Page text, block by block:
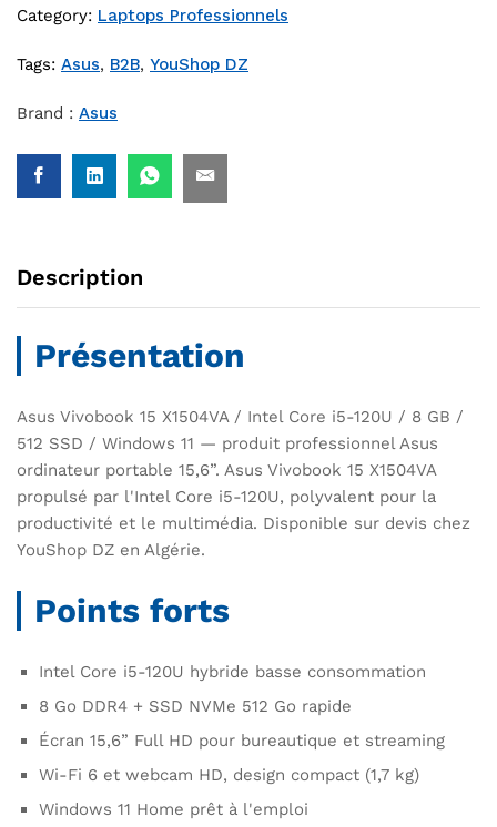
Category: Laptops Professionnels
Tags: Asus, B2B, YouShop DZ
Brand : Asus
Description
Présentation
Asus Vivobook 15 X1504VA / Intel Core i5-120U / 8 GB /
512 SSD / Windows 11 — produit professionnel Asus
ordinateur portable 15,6”. Asus Vivobook 15 X1504VA
propulsé par l'Intel Core i5-120U, polyvalent pour la
productivité et le multimédia. Disponible sur devis chez
YouShop DZ en Algérie.
Points forts
Intel Core i5-120U hybride basse consommation
8 Go DDR4 + SSD NVMe 512 Go rapide
Écran 15,6” Full HD pour bureautique et streaming
Wi-Fi 6 et webcam HD, design compact (1,7 kg)
Windows 11 Home prêt à l'emploi